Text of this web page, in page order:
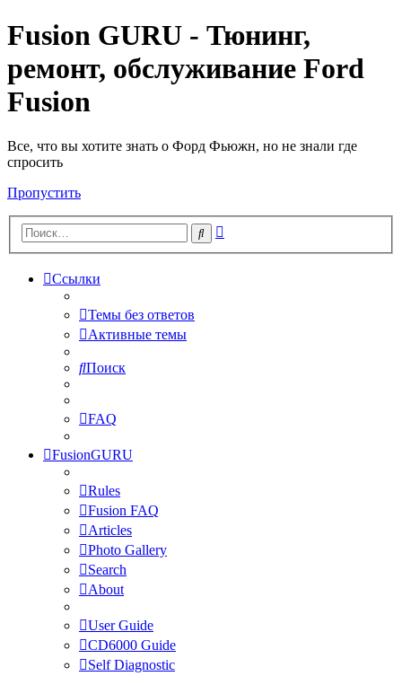
Fusion GURU - Тюнинг,
ремонт, обслуживание Ford
Fusion
Все, что вы хотите знать о Форд Фьюжн, но не знали где
спросить
Пропустить
Поиск
Ссылки
Темы без ответов
Активные темы
Поиск
FAQ
FusionGURU
Rules
Fusion FAQ
Articles
Photo Gallery
Search
About
User Guide
CD6000 Guide
Self Diagnostic